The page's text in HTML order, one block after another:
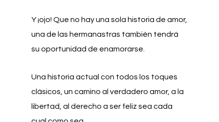
Y ¡ojo! Que no hay una sola historia de amor,
una de las hermanastras también tendrá
su oportunidad de enamorarse.
Una historia actual con todos los toques
clásicos, un camino al verdadero amor, a la
libertad, al derecho a ser feliz sea cada